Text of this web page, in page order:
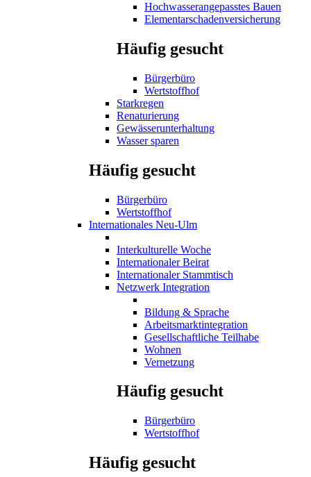
Hochwasserangepasstes Bauen
Elementarschadenversicherung
Häufig gesucht
Bürgerbüro
Wertstoffhof
Starkregen
Renaturierung
Gewässerunterhaltung
Wasser sparen
Häufig gesucht
Bürgerbüro
Wertstoffhof
Internationales Neu-Ulm
Interkulturelle Woche
Internationaler Beirat
Internationaler Stammtisch
Netzwerk Integration
Bildung & Sprache
Arbeitsmarktintegration
Gesellschaftliche Teilhabe
Wohnen
Vernetzung
Häufig gesucht
Bürgerbüro
Wertstoffhof
Häufig gesucht